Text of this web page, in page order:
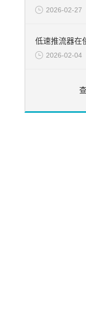
2026-02-27
2026-02-04